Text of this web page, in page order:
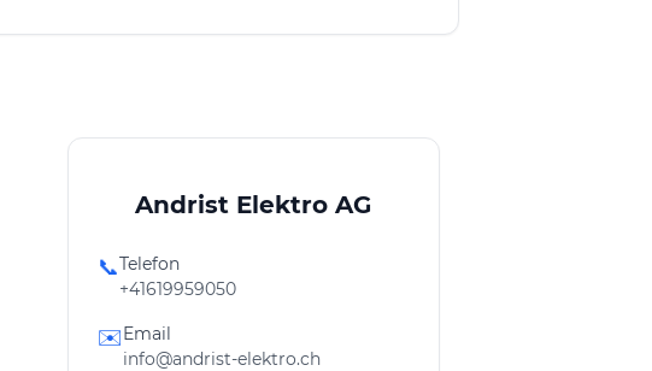
Andrist Elektro AG
📞Telefon
+41619959050
✉️Email
info@andrist-elektro.ch